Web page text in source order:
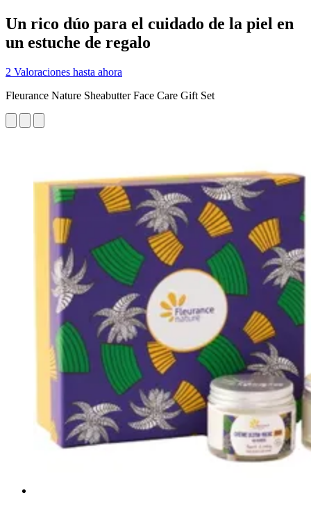
Un rico dúo para el cuidado de la piel en
un estuche de regalo
2 Valoraciones hasta ahora
Fleurance Nature Sheabutter Face Care Gift Set